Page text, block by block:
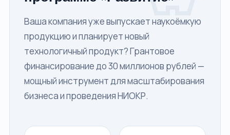
Ваша компания уже выпускает наукоёмкую
продукцию и планирует новый
технологичный продукт? Грантовое
финансирование до 30 миллионов рублей —
мощный инструмент для масштабирования
бизнеса и проведения НИОКР.